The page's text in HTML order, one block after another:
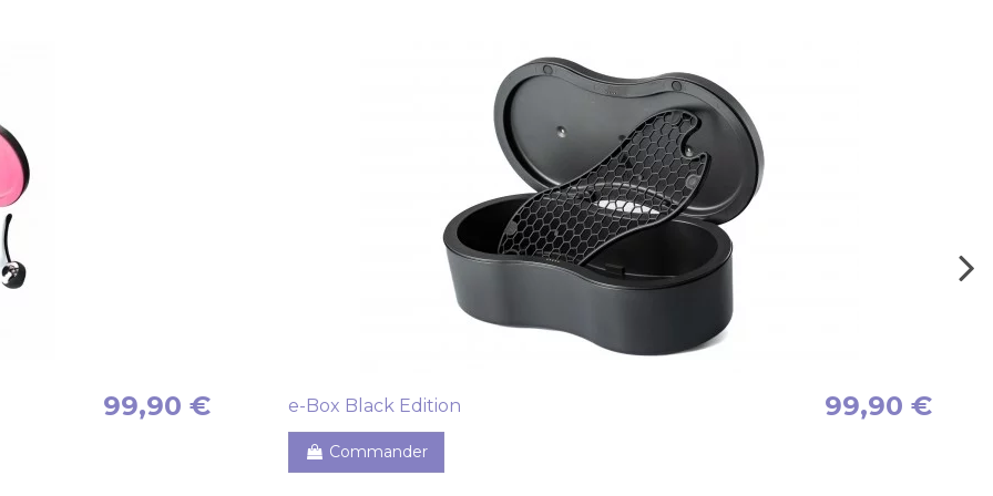
99,90 € e-Box Black Edition 99,90 €
Commander